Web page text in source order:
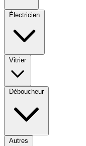
Électricien
Vitrier
Déboucheur
Autres